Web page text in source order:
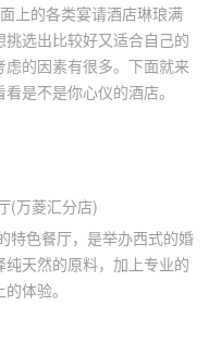
上的各类宴请酒店琳琅满
选出比较好又适合自己的
的因素有很多。下面就来
是不是你心仪的酒店。
(万菱汇分店)
色餐厅，是举办西式的婚
天然的原料，加上专业的
体验。